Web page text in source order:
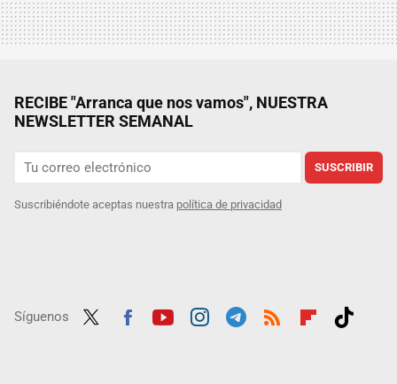
RECIBE "Arranca que nos vamos", NUESTRA
NEWSLETTER SEMANAL
SUSCRIBIR
Suscribiéndote aceptas nuestra política de privacidad
Síguenos